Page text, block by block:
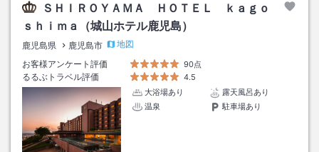
ＳＨＩＲＯＹＡＭＡ ＨＯＴＥＬ ｋａｇｏ
ｓｈｉｍａ（城山ホテル鹿児島）
鹿児島県 鹿児島市
地図
お客様アンケート評価
90点
るるぶトラベル評価
4.5
大浴場あり
露天風呂あり
温泉
駐車場あり